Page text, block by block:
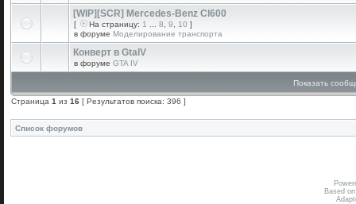
[WIP][SCR] Mercedes-Benz Cl600
[ На страницу: 1 8 9 10 ]
в форуме Моделирование транспорта
Конверт в GtaIV
в форуме GTA IV
Показать
Страница 1 из 16 [ Результатов поиска: 396 ]
Список форумов
Based